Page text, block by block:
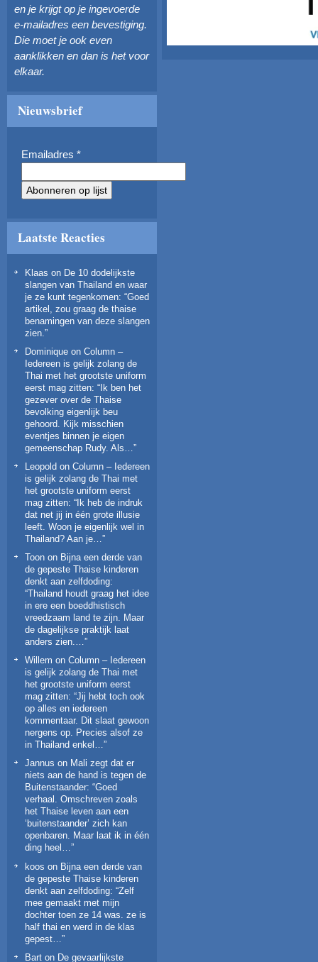
en je krijgt op je ingevoerde
e-mailadres een bevestiging.
Die moet je ook even
aanklikken en dan is het voor
elkaar.
Nieuwsbrief
Emailadres *
Laatste Reacties
Klaas on De 10 dodelijkste
slangen van Thailand en waar
je ze kunt tegenkomen: “Goed
artikel, zou graag de thaise
benamingen van deze slangen
zien.”
Dominique on Column –
Iedereen is gelijk zolang de
Thai met het grootste uniform
eerst mag zitten: “ Ik ben het
gezever over de Thaise
bevolking eigenlijk beu
gehoord. Kijk misschien
eventjes binnen je eigen
gemeenschap Rudy. Als…”
Leopold on Column – Iedereen
is gelijk zolang de Thai met
het grootste uniform eerst
mag zitten: “ Ik heb de indruk
dat net jij in één grote illusie
leeft. Woon je eigenlijk wel in
Thailand? Aan je…”
Toon on Bijna een derde van
de gepeste Thaise kinderen
denkt aan zelfdoding:
“Thailand houdt graag het idee
in ere een boeddhistisch
vreedzaam land te zijn. Maar
de dagelijkse praktijk laat
anders zien.…”
Willem on Column – Iedereen
is gelijk zolang de Thai met
het grootste uniform eerst
mag zitten: “Jij hebt toch ook
op alles en iedereen
kommentaar. Dit slaat gewoon
nergens op. Precies alsof ze
in Thailand enkel…”
Jannus on Mali zegt dat er
niets aan de hand is tegen de
Buitenstaander: “Goed
verhaal. Omschreven zoals
het Thaise leven aan een
‘buitenstaander’ zich kan
openbaren. Maar laat ik in één
ding heel…”
koos on Bijna een derde van
de gepeste Thaise kinderen
denkt aan zelfdoding: “Zelf
mee gemaakt met mijn
dochter toen ze 14 was. ze is
half thai en werd in de klas
gepest… ”
Bart on De gevaarlijkste